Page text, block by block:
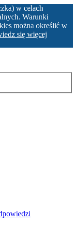
w celach
Warunki
można określić w
się więcej